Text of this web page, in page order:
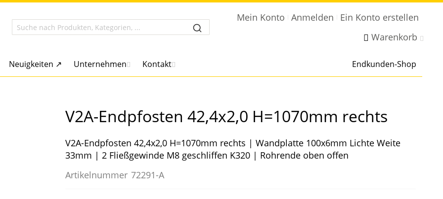
Mein Konto Anmelden
Ein Konto erstellen
Warenkorb
Neuigkeiten ↗ Unternehmen Kontakt Endkunden-Shop
V2A-Endpfosten 42,4x2,0 H=1070mm rechts
V2A-Endpfosten 42,4x2,0 H=1070mm rechts | Wandplatte 100x6mm Lichte Weite
33mm | 2 Fließgewinde M8 geschliffen K320 | Rohrende oben offen
Artikelnummer 72291-A